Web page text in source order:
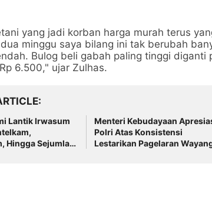
yang jadi korban harga murah terus
minggu saya bilang ini tak berubah
Bulog beli gabah paling tinggi diganti
6.500," ujar Zulhas.
Lantik Irwasum
Hingga Sejumlah
Menteri Kebudayaan
Polri Atas Konsistensi
Lestarikan Pagelaran